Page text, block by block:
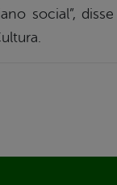
social”,